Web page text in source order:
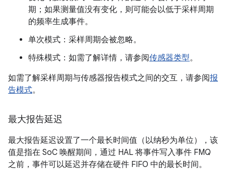
期；如果测量值没有变化，则可能会以低于采样周期
的频率生成事件。
单次模式：采样周期会被忽略。
特殊模式：如需了解详情，请参阅传感器类型。
如需了解采样周期与传感器报告模式之间的交互，请参阅报
告模式。
最大报告延迟
最大报告延迟设置了一个最长时间值（以纳秒为单位），该
值是指在 SoC 唤醒期间，通过 HAL 将事件写入事件 FMQ
之前，事件可以延迟并存储在硬件 FIFO 中的最长时间。